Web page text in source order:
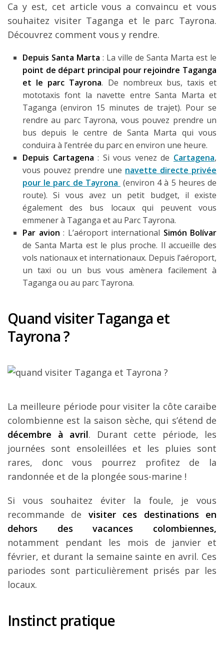
Ca y est, cet article vous a convaincu et vous
souhaitez visiter Taganga et le parc Tayrona.
Découvrez comment vous y rendre.
Depuis Santa Marta : La ville de Santa Marta est le
point de départ principal pour rejoindre Taganga
et le parc Tayrona. De nombreux bus, taxis et
mototaxis font la navette entre Santa Marta et
Taganga (environ 15 minutes de trajet). Pour se
rendre au parc Tayrona, vous pouvez prendre un
bus depuis le centre de Santa Marta qui vous
conduira à l’entrée du parc en environ une heure.
Depuis Cartagena : Si vous venez de Cartagena,
vous pouvez prendre une navette directe privée
pour le parc de Tayrona (environ 4 à 5 heures de
route). Si vous avez un petit budget, il existe
également des bus locaux qui peuvent vous
emmener à Taganga et au Parc Tayrona.
Par avion : L’aéroport international Simón Bolívar
de Santa Marta est le plus proche. Il accueille des
vols nationaux et internationaux. Depuis l’aéroport,
un taxi ou un bus vous amènera facilement à
Taganga ou au parc Tayrona.
Quand visiter Taganga et
Tayrona ?
La meilleure période pour visiter la côte caraïbe
colombienne est la saison sèche, qui s’étend de
décembre à avril. Durant cette période, les
journées sont ensoleillées et les pluies sont
rares, donc vous pourrez profitez de la
randonnée et de la plongée sous-marine !
Si vous souhaitez éviter la foule, je vous
recommande de visiter ces destinations en
dehors des vacances colombiennes,
notamment pendant les mois de janvier et
février, et durant la semaine sainte en avril. Ces
pariodes sont particulièrement prisés par les
locaux.
Instinct pratique